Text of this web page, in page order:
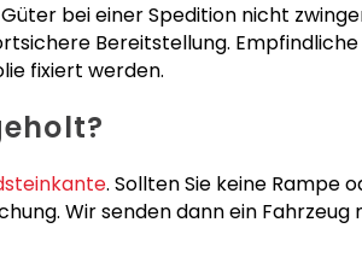
bei einer Spedition nicht
Bereitstellung.
fixiert werden.
. Sollten Sie keine Rampe
Wir senden dann ein Fahrzeug